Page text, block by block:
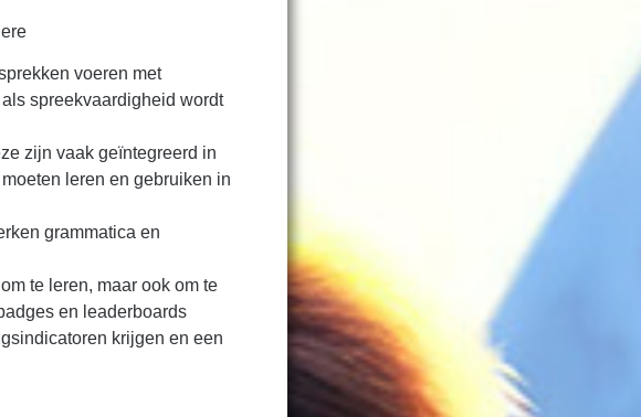
voeren met
spreekvaardigheid wordt
zijn vaak geïntegreerd in
leren en gebruiken in
grammatica en
te leren, maar ook om te
en leaderboards
krijgen en een